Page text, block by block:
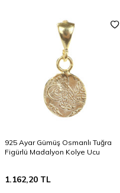
925 Ayar Gümüş Osmanlı Tuğra
Figürlü Madalyon Kolye Ucu
1.162,20 TL